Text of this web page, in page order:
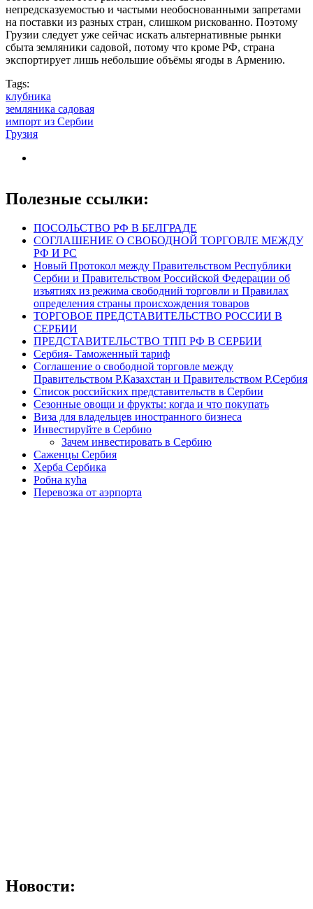
непредсказуемостью и частыми необоснованными запретами
на поставки из разных стран, слишком рискованно. Поэтому
Грузии следует уже сейчас искать альтернативные рынки
сбыта земляники садовой, потому что кроме РФ, страна
экспортирует лишь небольшие объёмы ягоды в Армению.
Tags:
клубника
земляника садовая
импорт из Сербии
Грузия
Полезные ссылки:
ПОСОЛЬСТВО РФ В БЕЛГРАДЕ
СОГЛАШЕНИЕ О СВОБОДНОЙ ТОРГОВЛЕ МЕЖДУ
РФ И РС
Новый Протокол между Правительством Республики
Сербии и Правительством Российской Федерации об
изъятиях из режима свободний торговли и Правилах
определения страны происхождения товаров
ТОРГОВОЕ ПРЕДСТАВИТЕЛЬСТВО РОССИИ В
СЕРБИИ
ПРЕДСТАВИТЕЛЬСТВО ТПП РФ В СЕРБИИ
Сербия- Таможенный тариф
Соглашение о свободной торговле между
Правительством Р.Казахстан и Правительством Р.Сербия
Список российских представительств в Сербии
Сезонные овощи и фрукты: когда и что покупать
Виза для владельцев иностранного бизнеса
Инвестируйте в Сербию
Зачем инвестировать в Сербию
Саженцы Сербия
Херба Сербика
Робна кућа
Перевозка от аэрпорта
Новости: